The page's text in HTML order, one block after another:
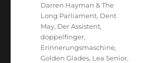
Darren Hayman & The
Long Parliament, Dent
May, Der Assistent,
doppelfinger,
Erinnerungsmaschine,
Golden Glades, Lea Senior,